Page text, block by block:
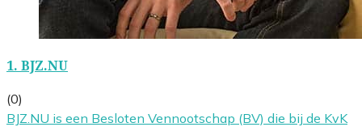
1. BJZ.NU
(0)
BJZ.NU is een Besloten Vennootschap (BV) die bij de KvK